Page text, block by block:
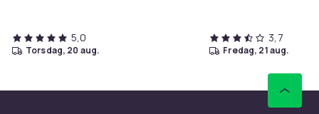
5,0
torsdag, 20 aug.
3,7
fredag, 21 aug.